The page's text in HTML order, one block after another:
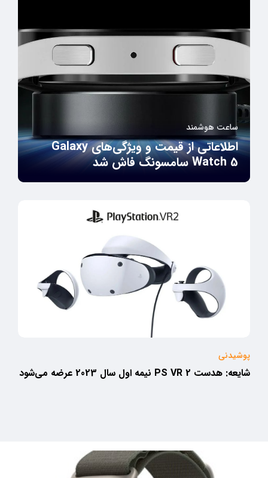
ساعت هوشمند
اطلاعاتی از قیمت و ویژگی‌های Galaxy
Watch 5 سامسونگ فاش شد
پوشیدنی
شایعه: هدست PS VR 2 نیمه اول سال 2023 عرضه می‌شود